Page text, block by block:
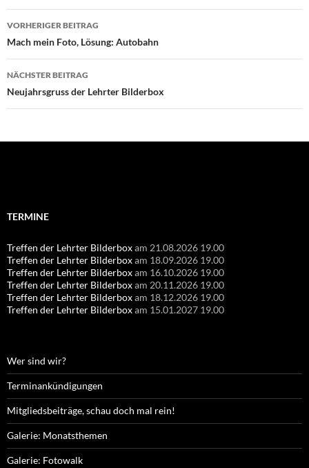
Beitragsnavigation
VORHERIGER BEITRAG
Mach mein Foto, Lösung: Autobahn
NÄCHSTER BEITRAG
Neujahrsgruss der Lehrter Bilderbox
TERMINE
Treffen der Lehrter Bilderboxam 21.08.2026 19.00
Treffen der Lehrter Bilderboxam 18.09.2026 19.00
Treffen der Lehrter Bilderboxam 16.10.2026 19.00
Treffen der Lehrter Bilderboxam 20.11.2026 19.00
Treffen der Lehrter Bilderboxam 18.12.2026 19.00
Treffen der Lehrter Bilderboxam 15.01.2027 19.00
Wer sind wir?
Terminankündigungen
Mitgliedsbeiträge, schau doch mal rein!
Galerie: Monatsthemen
Galerie: Fotowalk